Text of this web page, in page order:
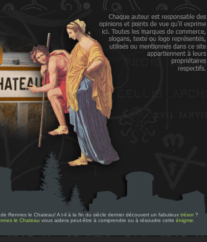
Rennes le Chateau! A t-il à la fin du siècle dernier découvert un fabuleux trésor ?
le Chateau vous aidera peut-être à comprendre ou à résoudre cette énigme